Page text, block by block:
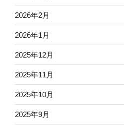
2026年2月
2026年1月
2025年12月
2025年11月
2025年10月
2025年9月